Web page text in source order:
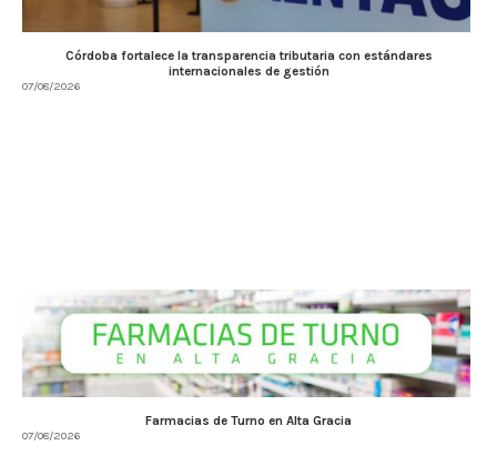
Córdoba fortalece la transparencia tributaria con estándares
internacionales de gestión
07/08/2026
Farmacias de Turno en Alta Gracia
07/08/2026